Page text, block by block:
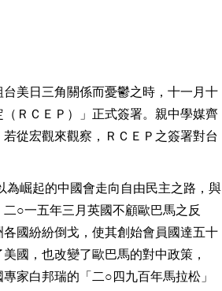
美日三角關係而憂鬱之時，十一月十
ＲＣＥＰ）」正式簽署。親中學媒齊
從宏觀來觀察，ＲＣＥＰ之簽署對台
崛起的中國會走向自由民主之路，與
○一五年三月英國不顧歐巴馬之反
國紛紛倒戈，使其創始會員國達五十
國，也改變了歐巴馬的對中政策，
家白邦瑞的「二○四九百年馬拉松」